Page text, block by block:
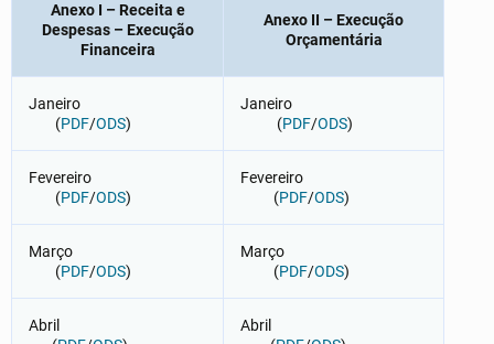
Anexo I – Receita e
Despesas – Execução
Financeira
Anexo II – Execução
Orçamentária
Janeiro
(PDF/ODS)
Janeiro
(PDF/ODS)
Fevereiro
(PDF/ODS)
Fevereiro
(PDF/ODS)
Março
(PDF/ODS)
Março
(PDF/ODS)
Abril
Abril